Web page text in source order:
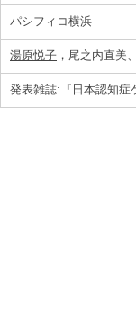
パシフィコ横浜
湯原悦子 ，尾之内直美
発表雑誌:『日本認知